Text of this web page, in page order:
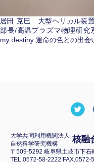
居田 克巳 大型ヘリカル装
部長/高温プラズマ物理研究
my destiny 運命の色との出会
大学共同利用機関法人
自然科学研究機構
核融
〒509‐5292 岐阜県土岐市下石
TEL.0572-58-2222